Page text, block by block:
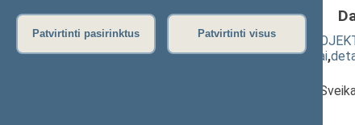
Patvirtinti pasirinktus Patvirtinti visus
Pagalbinio apvaisinimo ĮSTATYMO
(dokumento tekstas,susiję dokumentai,
, Komiteto narė,